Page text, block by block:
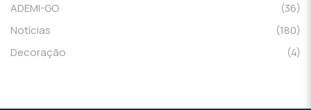
ADEMI-GO
(36)
Notícias
(180)
Decoração
(4)